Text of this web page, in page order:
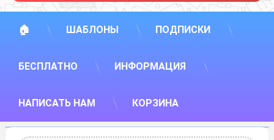
🏠 ШАБЛОНЫ ПОДПИСКИ
БЕСПЛАТНО ИНФОРМАЦИЯ
НАПИСАТЬ НАМ КОРЗИНА